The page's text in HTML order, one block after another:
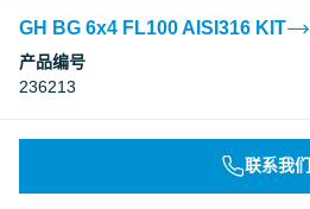
GH BG 6x4 FL100 AISI316 KIT
产品编号
236213
联系我们